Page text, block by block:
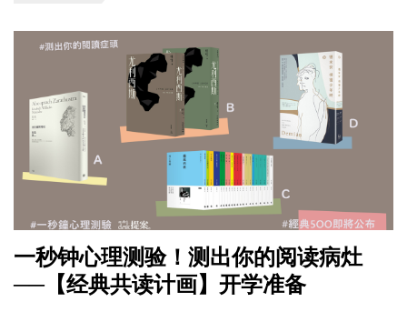
一秒钟心理测验！测出你的阅读病灶
──【经典共读计画】开学准备